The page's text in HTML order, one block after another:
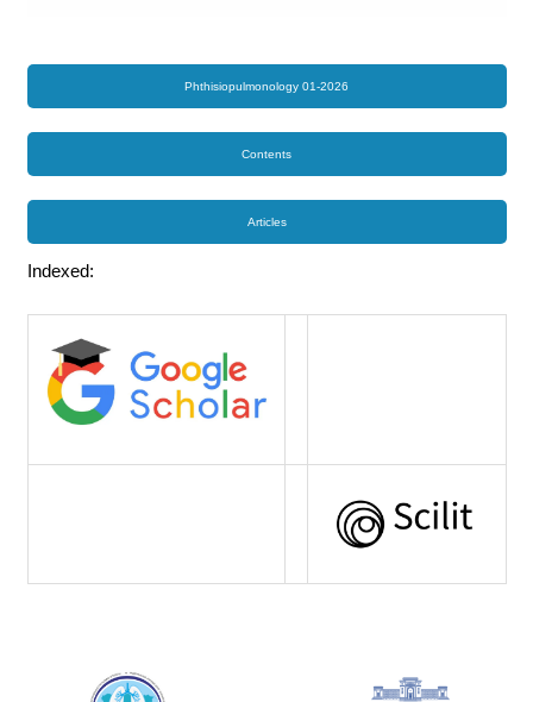
Phthisiopulmonology 01-2026
Contents
Articles
Indexed: